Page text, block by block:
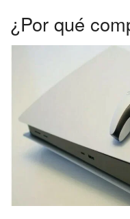
¿Por qué